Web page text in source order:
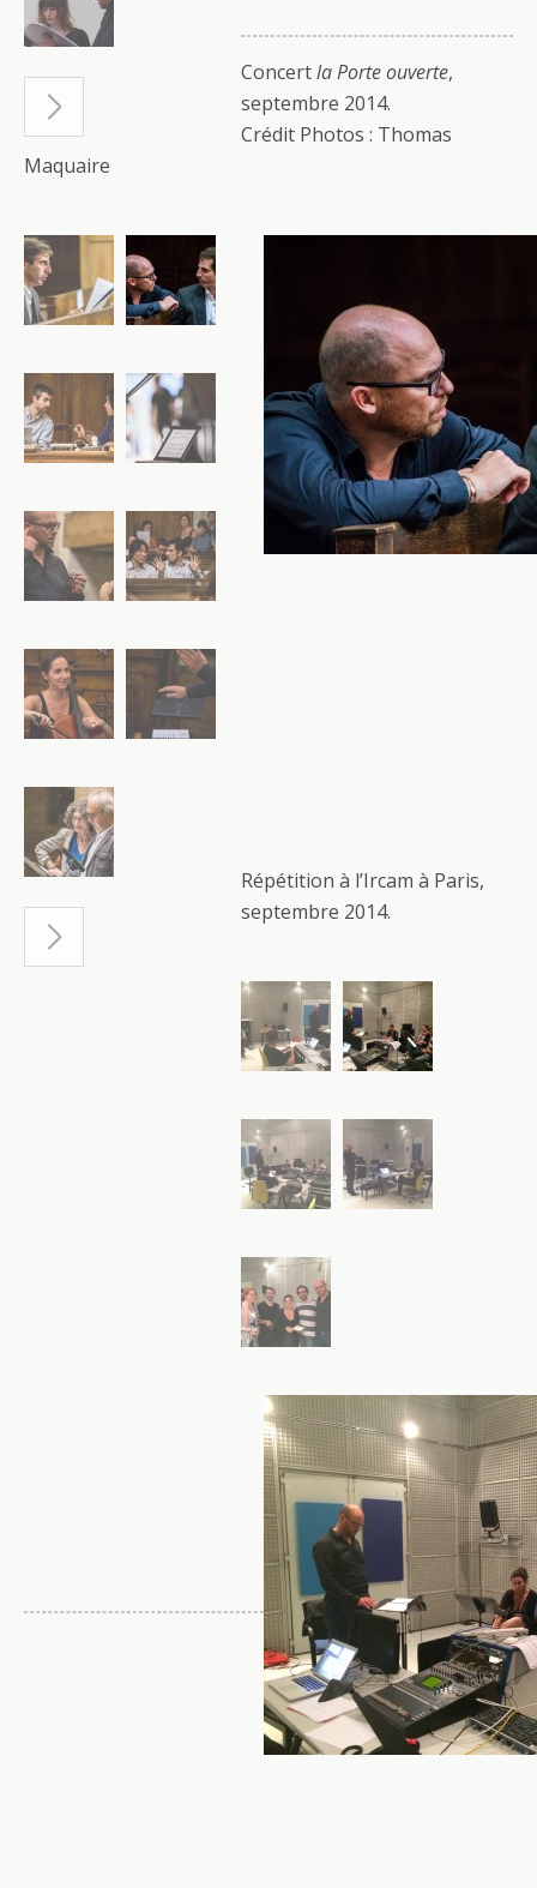
Concertla Porte ouverte,
septembre 2014.
Crédit Photos : Thomas
Maquaire
Répétition à l’Ircam à Paris,
septembre 2014.